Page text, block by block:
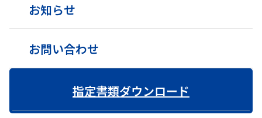
お知らせ
お問い合わせ
指定書類ダウンロード